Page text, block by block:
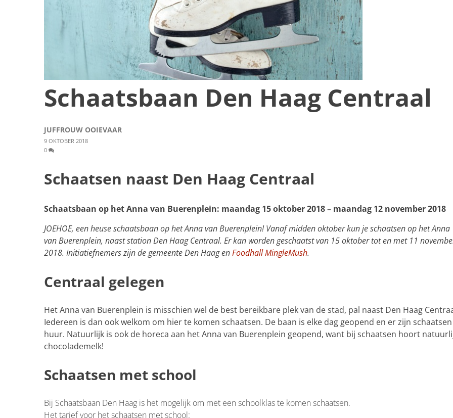
Schaatsbaan Den Haag Centraal
JUFFROUW OOIEVAAR
9 OKTOBER 2018
0
Schaatsen naast Den Haag Centraal
Schaatsbaan op het Anna van Buerenplein: maandag 15 oktober 2018 – maandag 12 november 2018
JOEHOE, een heuse schaatsbaan op het Anna van Buerenplein! Vanaf midden oktober kun je schaatsen op het Anna
van Buerenplein, naast station Den Haag Centraal. Er kan worden geschaatst van 15 oktober tot en met 11
2018. Initiatiefnemers zijn de gemeente Den Haag enFoodhall MingleMush.
Centraal gelegen
Het Anna van Buerenplein is misschien wel de best bereikbare plek van de stad, pal naast Den Haag
Iedereen is dan ook welkom om hier te komen schaatsen. De baan is elke dag geopend en er zijn
huur. Natuurlijk is ook de horeca aan het Anna van Buerenplein geopend, want bij schaatsen hoort
chocolademelk!
Schaatsen met school
Bij Schaatsbaan Den Haag is het mogelijk om met een schoolklas te komen schaatsen.
Het tarief voor het schaatsen met school:​